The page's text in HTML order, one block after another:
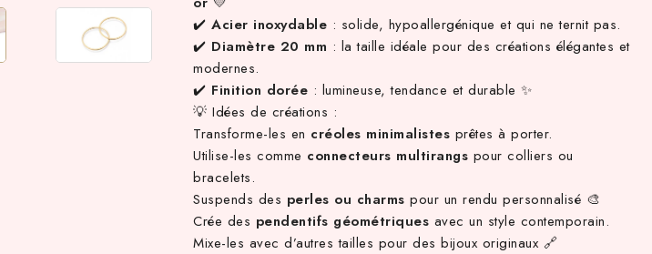
✔️Acier inoxydable : solide, hypoallergénique et qui ne ternit pas.
✔️ Diamètre 20 mm : la taille idéale pour des créations élégantes et
modernes.
✔️ Finition dorée : lumineuse, tendance et durable ✨
💡 Idées de créations :
Transforme-les en créoles minimalistes prêtes à porter.
Utilise-les comme connecteurs multirangs pour colliers ou
bracelets.
Suspends des perles ou charms pour un rendu personnalisé 🎨
Crée des pendentifs géométriques avec un style contemporain.
Mixe-les avec d’autres tailles pour des bijoux originaux 🔗